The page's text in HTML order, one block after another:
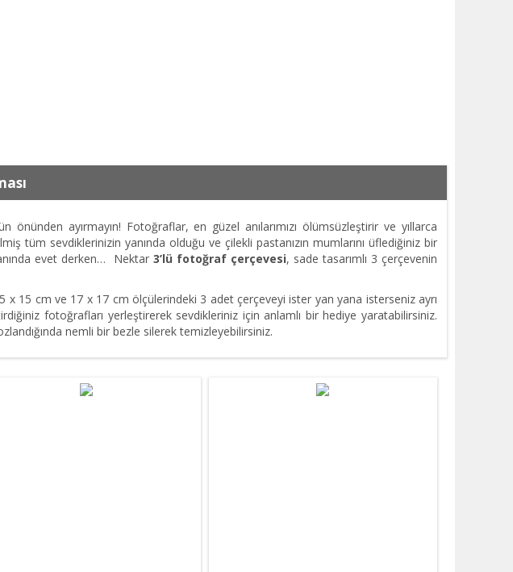
önünden ayırmayın! Fotoğraflar, en güzel anılarımızı ölümsüzleştirir ve yıllarca
tüm sevdiklerinizin yanında olduğu ve çilekli pastanızın mumlarını üflediğiniz bir
evet derken… Nektar3’lü fotoğraf çerçevesi, sade tasarımlı 3 çerçevenin
x 15 cm ve 17 x 17 cm ölçülerindeki 3 adet çerçeveyi ister yan yana isterseniz ayrı
fotoğrafları yerleştirerek sevdikleriniz için anlamlı bir hediye yaratabilirsiniz.
nemli bir bezle silerek temizleyebilirsiniz.